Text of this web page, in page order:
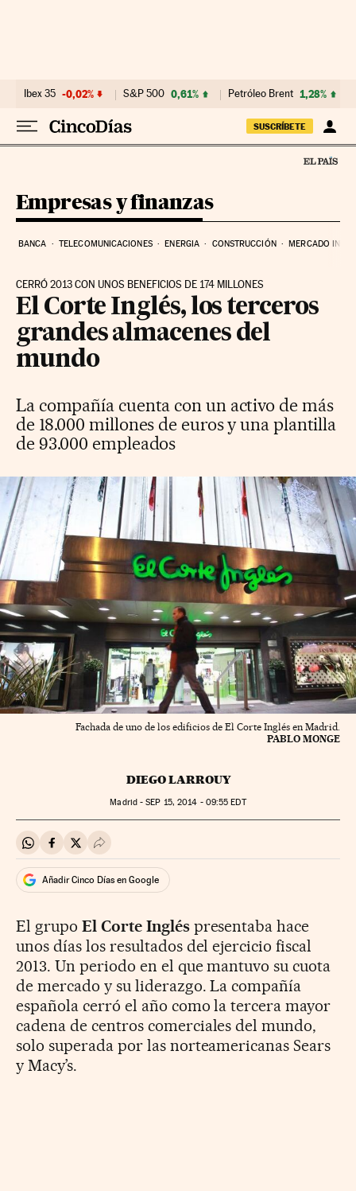
Ibex 35 -0,02% S&P 500 0,61% Petróleo Brent 1,28%
SUSCRÍBETE
Empresas y finanzas
BANCA TELECOMUNICACIONES ENERGIA CONSTRUCCIÓN MERCADO
CERRÓ 2013 CON UNOS BENEFICIOS DE 174 MILLONES
El Corte Inglés, los terceros
grandes almacenes del
mundo
La compañía cuenta con un activo de más
de 18.000 millones de euros y una plantilla
de 93.000 empleados
Fachada de uno de los edificios de El Corte Inglés en Madrid.
PABLO MONGE
DIEGO LARROUY
Madrid -SEP 15, 2014 - 09:55 EDT
Compartir en Whatsapp
Compartir en Facebook
Compartir en Twitter
Desplegar Redes Sociales
Añadir Cinco Días en Google
El grupo El Corte Ingléspresentaba hace
unos días los resultados del ejercicio fiscal
2013. Un periodo en el que mantuvo su cuota
de mercado y su liderazgo. La compañía
española cerró el año como la tercera mayor
cadena de centros comerciales del mundo,
solo superada por las norteamericanas Sears
y Macy’s.